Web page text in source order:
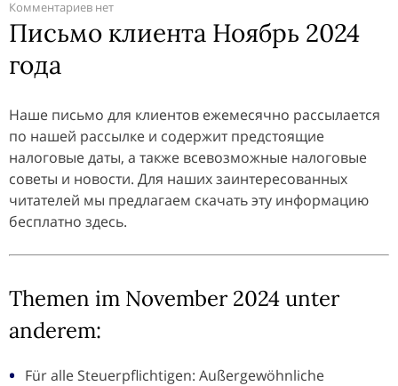
Комментариев нет
Письмо клиента Ноябрь 2024
года
Наше письмо для клиентов ежемесячно рассылается
по нашей рассылке и содержит предстоящие
налоговые даты, а также всевозможные налоговые
советы и новости. Для наших заинтересованных
читателей мы предлагаем скачать эту информацию
бесплатно здесь.
Themen im November 2024 unter
anderem:
Für alle Steuerpflichtigen: Außergewöhnliche